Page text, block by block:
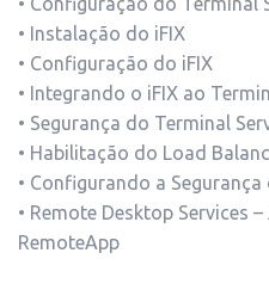
• Instalação do iFIX
• Configuração do iFIX
• Integrando o iFIX ao
• Segurança do Terminal
• Habilitação do Load
• Configurando a
• Remote Desktop Services
RemoteApp